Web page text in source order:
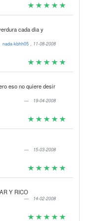
cada dia y
nada-kbhh05 , 11-08-2008
eso no quiere desir
19-04-2008
15-03-2008
Y RICO
14-02-2008